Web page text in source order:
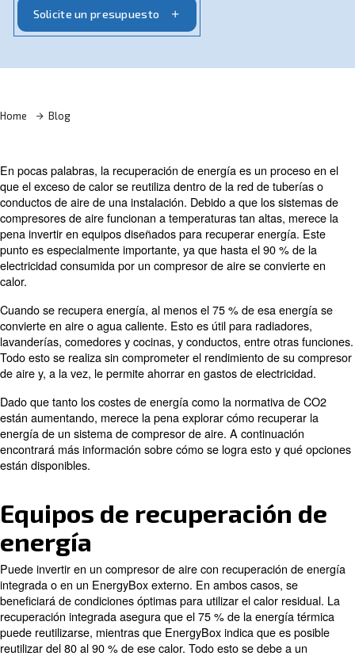
contacto con usted de nuevo.
Home Blog
que el exceso de calor se reutiliza dentro de la red de
conductos de aire de una instalación. Debido a que los
compresores de aire funcionan a temperaturas tan
pena invertir en equipos diseñados para recuperar
punto es especialmente importante, ya que hasta el 90
electricidad consumida por un compresor de aire se
calor.
Cuando se recupera energía, al menos el 75 % de esa
lavanderías, comedores y cocinas, y conductos, entre
Todo esto se realiza sin comprometer el rendimiento
de aire y, a la vez, le permite ahorrar en gastos de
Dado que tanto los costes de energía como la
están aumentando, merece la pena explorar cómo
energía de un sistema de compresor de aire. A
encontrará más información sobre cómo se logra esto